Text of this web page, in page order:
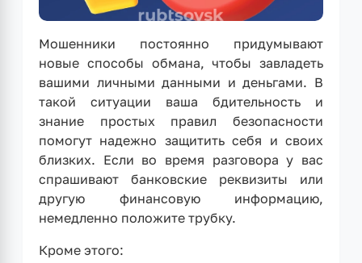
Мошенники постоянно придумывают
новые способы обмана, чтобы завладеть
вашими личными данными и деньгами. В
такой ситуации ваша бдительность и
знание простых правил безопасности
помогут надежно защитить себя и своих
близких. Если во время разговора у вас
спрашивают банковские реквизиты или
другую финансовую информацию,
немедленно положите трубку.
Кроме этого: